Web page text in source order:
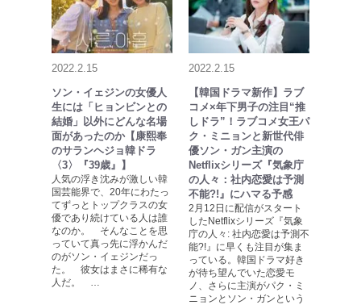
2022.2.15
ソン・イェジンの女優人
生には「ヒョンビンとの
結婚」以外にどんな名場
面があったのか【康熙奉
のサランヘジョ韓ドラ
〈3〉『39歳』】
人気の浮き沈みが激しい韓
国芸能界で、20年にわたっ
てずっとトップクラスの女
優であり続けている人は誰
なのか。 そんなことを思
っていて真っ先に浮かんだ
のがソン・イェジンだっ
た。 彼女はまさに稀有な
人だ。 …
2022.2.15
【韓国ドラマ新作】ラブ
コメ×年下男子の注目“推
しドラ”！ラブコメ女王パ
ク・ミニョンと新世代俳
優ソン・ガン主演の
Netflixシリーズ『気象庁
の人々：社内恋愛は予測
不能?!』にハマる予感
2月12日に配信がスタート
したNetflixシリーズ『気象
庁の人々: 社内恋愛は予測不
能?!』に早くも注目が集ま
っている。韓国ドラマ好き
が待ち望んでいた恋愛モ
ノ、さらに主演がパク・ミ
ニョンとソン・ガンという